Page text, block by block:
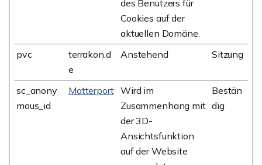
des Benutzers für
Cookies auf der
aktuellen Domäne.
pvc
terrakon.d
e
Anstehend Sitzung
sc_anony
mous_id
Matterport Wird im
Zusammenhang mit
der 3D-
Ansichtsfunktion
auf der Website
Bestän
dig